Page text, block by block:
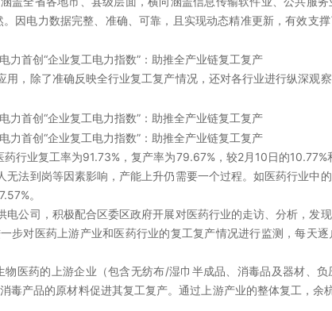
因电力数据完整、准确、可靠，且实现动态精准更新，有效支
，除了准确反映全行业复工复产情况，还对各行业进行纵深观
行业复工率为91.73%，复产率为79.67%，较2月10日的
法到岗等因素影响，产能上升仍需要一个过程。如医药行业中
。
公司，积极配合区委区政府开展对医药行业的走访、分析，发
步对医药上游产业和医药行业的复工复产情况进行监测，每天
医药的上游企业（包含无纺布/湿巾半成品、消毒品及器材、
毒产品的原材料促进其复工复产。通过上游产业的整体复工，